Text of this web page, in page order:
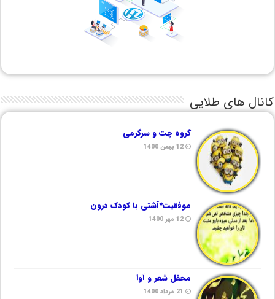
کانال های طلایی
گروه چت و سرگرمی
12 بهمن 1400
موفقیت*آشتی با کودک درون
12 مهر 1400
محفل شعر و آوا
21 مرداد 1400